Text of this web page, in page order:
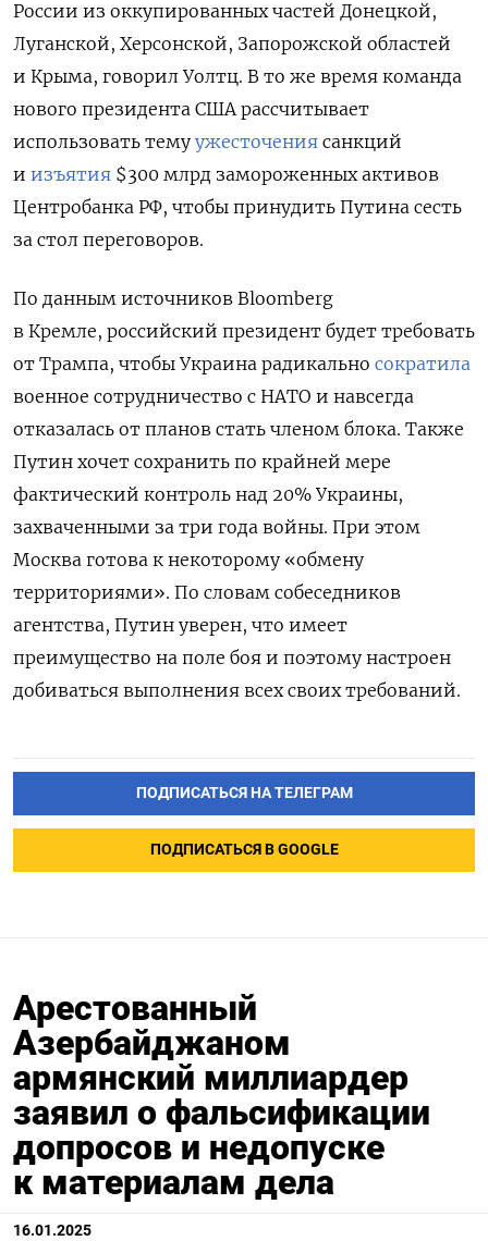
России из оккупированных частей Донецкой,
Луганской, Херсонской, Запорожской областей
и Крыма, говорил Уолтц. В то же время команда
нового президента США рассчитывает
использовать тему ужесточения санкций
и изъятия $300 млрд замороженных активов
Центробанка РФ, чтобы принудить Путина сесть
за стол переговоров.
По данным источников Bloomberg
в Кремле, российский президент будет требовать
от Трампа, чтобы Украина радикально сократила
военное сотрудничество с НАТО и навсегда
отказалась от планов стать членом блока. Также
Путин хочет сохранить по крайней мере
фактический контроль над 20% Украины,
захваченными за три года войны. При этом
Москва готова к некоторому «обмену
территориями». По словам собеседников
агентства, Путин уверен, что имеет
преимущество на поле боя и поэтому настроен
добиваться выполнения всех своих требований.
ПОДПИСАТЬСЯ НА ТЕЛЕГРАМ
ПОДПИСАТЬСЯ В GOOGLE
Арестованный
Азербайджаном
армянский миллиардер
заявил о фальсификации
допросов и недопуске
к материалам дела
16.01.2025